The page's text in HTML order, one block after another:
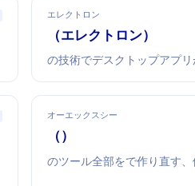
エレクトロン
Electron（エレクトロン）
Webの技術でデスクトップアプ
オーエックスシー
OXC（Oxidation Compiler）
JavaScriptのツール全部をRustで作り直す